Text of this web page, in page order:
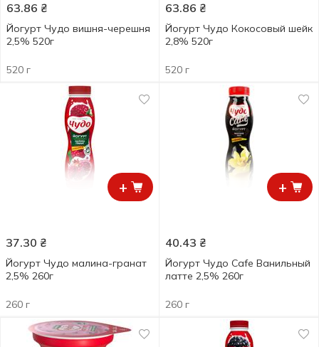
63.86 ₴
Йогурт Чудо вишня-черешня
2,5% 520г
520 г
63.86 ₴
Йогурт Чудо Кокосовый шейк
2,8% 520г
520 г
+
37.30 ₴
Йогурт Чудо малина-гранат
2,5% 260г
260 г
+
40.43 ₴
Йогурт Чудо Cafe Ванильный
латте 2,5% 260г
260 г